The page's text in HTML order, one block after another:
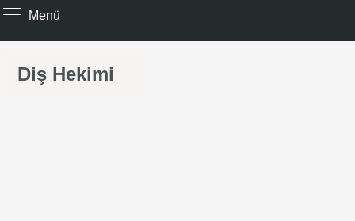
Menü
Diş Hekimi